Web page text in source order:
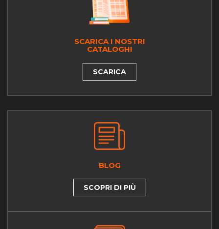
SCARICA I NOSTRI
CATALOGHI
SCARICA
BLOG
SCOPRI DI PIÙ